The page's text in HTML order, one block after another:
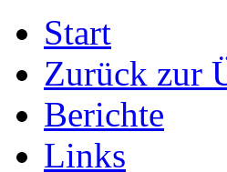
Start
Zurück zur
Berichte
Links